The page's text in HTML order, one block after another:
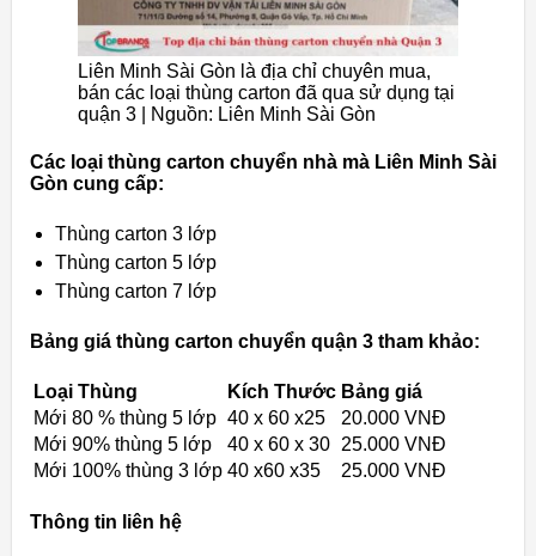
Liên Minh Sài Gòn là địa chỉ chuyên mua,
bán các loại thùng carton đã qua sử dụng tại
quận 3 | Nguồn: Liên Minh Sài Gòn
Các loại thùng carton chuyển nhà mà Liên Minh Sài
Gòn cung cấp:
Thùng carton 3 lớp
Thùng carton 5 lớp
Thùng carton 7 lớp
Bảng giá thùng carton chuyển quận 3 tham khảo:
Loại Thùng Kích Thước Bảng giá
Mới 80 % thùng 5 lớp 40 x 60 x25
20.000 VNĐ
Mới 90% thùng 5 lớp
40 x 60 x 30 25.000 VNĐ
Mới 100% thùng 3 lớp 40 x60 x35 25.000 VNĐ
Thông tin liên hệ